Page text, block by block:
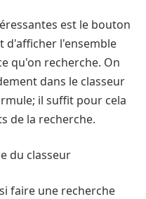
est le bouton
d'afficher l'ensemble
qu'on recherche. On
dans le classeur
il suffit pour cela
de la recherche.
faire une recherche